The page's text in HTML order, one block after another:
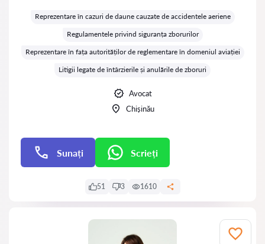
Reprezentare în cazuri de daune cauzate de accidentele aeriene
Regulamentele privind siguranța zborurilor
Reprezentare în fața autorităților de reglementare în domeniul aviației
Litigii legate de întârzierile și anulările de zboruri
Avocat
Chișinău
Sunați Scrieți
51 3 1610